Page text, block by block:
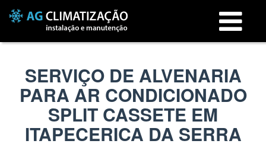
Menu
SERVIÇO DE ALVENARIA
PARA AR CONDICIONADO
SPLIT CASSETE EM
ITAPECERICA DA SERRA